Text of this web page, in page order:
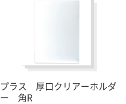
プラス 厚口クリアーホルダ
ー 角R